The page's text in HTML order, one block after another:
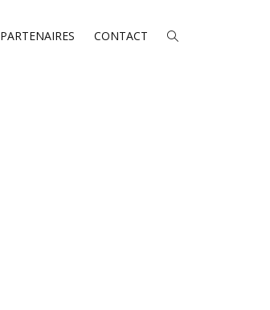
PARTENAIRES CONTACT